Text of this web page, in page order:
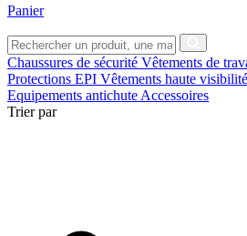
Panier
Chaussures de sécurité Vêtements de
Protections EPI Vêtements haute visibilité
Equipements antichute Accessoires
Trier par